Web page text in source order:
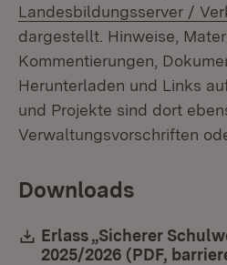
Landesbildungsserver /
dargestellt. Hinweise,
Kommentierungen,
Herunterladen und Links
und Projekte sind dort
Verwaltungsvorschriften
Downloads
Download:
Erlass „Sicherer
2025/2026 (PDF,